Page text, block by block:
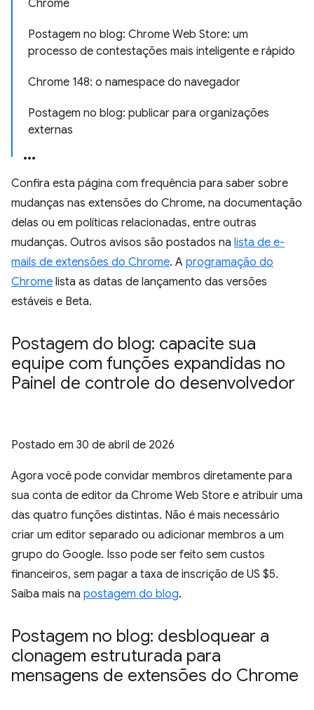
Chrome
Postagem no blog: Chrome Web Store: um
processo de contestações mais inteligente e rápido
Chrome 148: o namespace do navegador
Postagem no blog: publicar para organizações
externas
Confira esta página com frequência para saber sobre
mudanças nas extensões do Chrome, na documentação
delas ou em políticas relacionadas, entre outras
mudanças. Outros avisos são postados na lista de e-
mails de extensões do Chrome. A programação do
Chrome lista as datas de lançamento das versões
estáveis e Beta.
Postagem do blog: capacite sua
equipe com funções expandidas no
Painel de controle do desenvolvedor
Postado em 30 de abril de 2026
Agora você pode convidar membros diretamente para
sua conta de editor da Chrome Web Store e atribuir uma
das quatro funções distintas. Não é mais necessário
criar um editor separado ou adicionar membros a um
grupo do Google. Isso pode ser feito sem custos
financeiros, sem pagar a taxa de inscrição de US $5.
Saiba mais na postagem do blog.
Postagem no blog: desbloquear a
clonagem estruturada para
mensagens de extensões do Chrome